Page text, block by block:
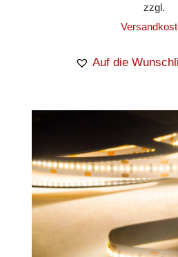
zzgl.
Auf die